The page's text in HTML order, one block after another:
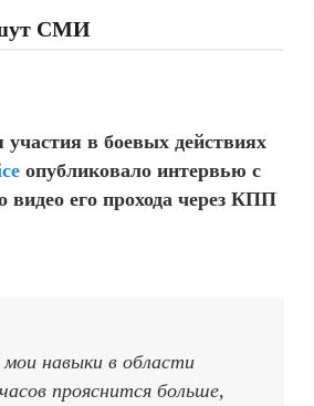
СМИ
в боевых действиях
опубликовало интервью с
его прохода через КПП
навыки в области
прояснится больше,